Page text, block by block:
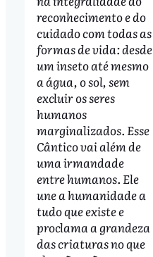
reconhecimento e do
cuidado com todas as
formas de vida: desde
um inseto até mesmo
a água, o sol, sem
excluir os seres
humanos
marginalizados. Esse
Cântico vai além de
uma irmandade
entre humanos. Ele
une a humanidade a
tudo que existe e
proclama a grandeza
das criaturas no que